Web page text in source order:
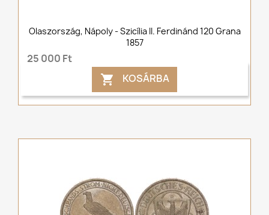
Olaszország, Nápoly - Szicília II. Ferdinánd 120 Grana
1857
25 000 Ft
 KOSÁRBA